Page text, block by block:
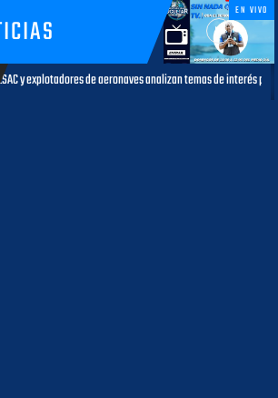
EN VIVO
analizan temas de interés para la aviación civil